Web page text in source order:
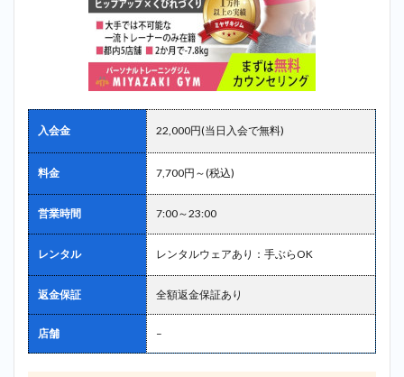
入会金 22,000円(当日入会で無料)
料金 7,700円～(税込)
営業時間 7:00～23:00
レンタル レンタルウェアあり：手ぶらOK
返金保証 全額返金保証あり
店舗 –